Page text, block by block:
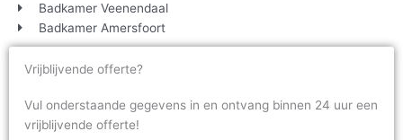
Badkamer Veenendaal
Badkamer Amersfoort
Vrijblijvende offerte?
Vul onderstaande gegevens in en ontvang binnen 24 uur een
vrijblijvende offerte!